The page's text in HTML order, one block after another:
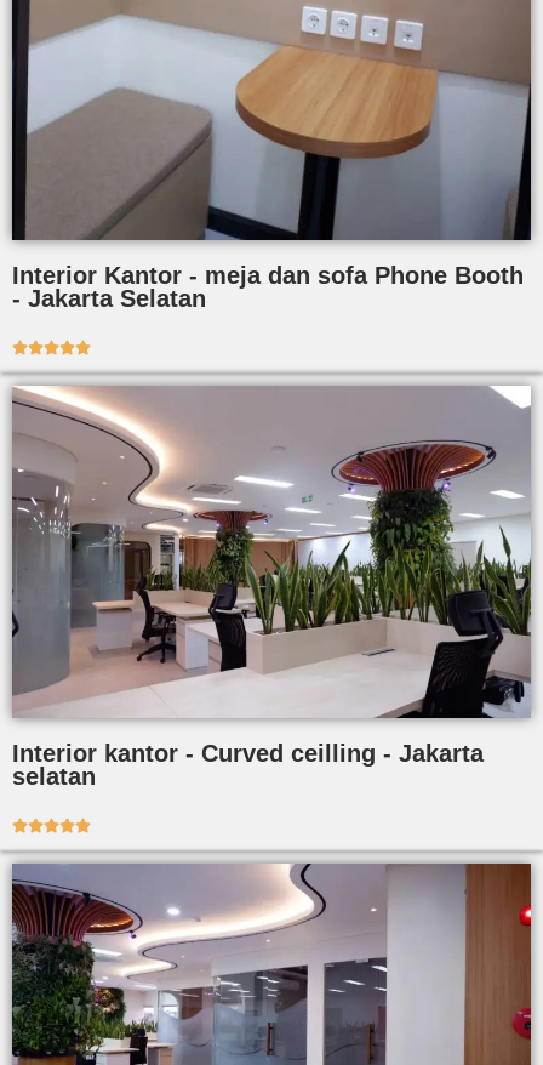
Interior Kantor - meja dan sofa Phone Booth
- Jakarta Selatan

Interior kantor - Curved ceilling - Jakarta
selatan
